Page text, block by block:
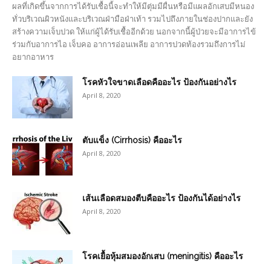
ผลที่เกิดขึ้นจากการได้รับเชื้อนี้จะทำให้มีตุ่มมีผื่นหรือมีแผลอักเสบมีหนอง
ทั่วบริเวณผิวหนังและบริเวณฝ่ามือฝ่าเท้า รวมไปถึงภายในช่องปากและยัง
สร้างความเจ็บปวด ให้แก่ผู้ได้รับเชื้ออีกด้วย นอกจากนี้ผู้ป่วยจะมีอาการไข้
ร่วมกับอาการไอ เจ็บคอ อาการอ่อนเพลีย อาการปวดท้องรวมถึงการไม่
อยากอาหาร
โรคหัวใจขาดเลือดคืออะไร ป้องกันอย่างไร
April 8, 2020
ตับแข็ง (Cirrhosis) คืออะไร
April 8, 2020
เส้นเลือดสมองตีบคืออะไร ป้องกันได้อย่างไร
April 8, 2020
โรคเยื้อหุ้มสมองอักเสบ (meningitis) คืออะไร